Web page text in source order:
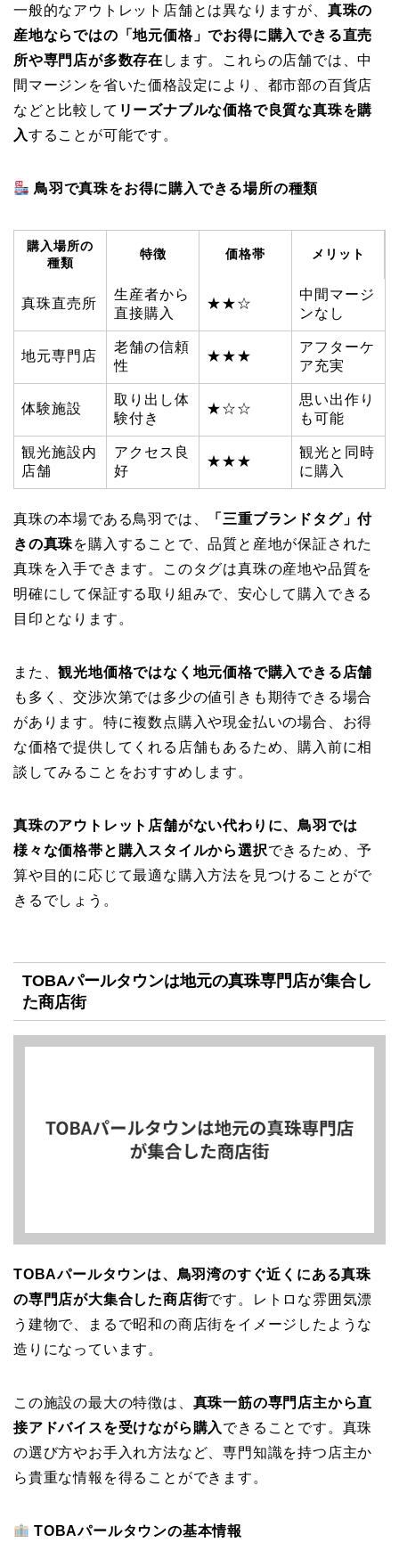
一般的なアウトレット店舗とは異なりますが、 真珠の
産地ならではの「地元価格」でお得に購入できる直売
所や専門店が多数存在 します。これらの店舗では、中
間マージンを省いた価格設定により、都市部の百貨店
などと比較して リーズナブルな価格で良質な真珠を購
入することが可能です。
鳥羽で真珠をお得に購入できる場所の種類
購入場所の
種類
特徴 価格帯 メリット
真珠直売所
生産者から
直接購入
★★☆
中間マージ
ンなし
地元専門店
老舗の信頼
性
★★★
アフターケ
ア充実
体験施設
取り出し体
験付き
★☆☆
思い出作り
も可能
観光施設内
店舗
アクセス良
好
★★★
観光と同時
に購入
真珠の本場である鳥羽では、
「三重ブランドタグ」付
きの真珠を購入することで、品質と産地が保証された
真珠を入手できます。このタグは真珠の産地や品質を
明確にして保証する取り組みで、安心して購入できる
目印となります。
また、観光地価格ではなく地元価格で購入できる店舗
も多く、交渉次第では多少の値引きも期待できる場合
があります。特に複数点購入や現金払いの場合、お得
な価格で提供してくれる店舗もあるため、購入前に相
談してみることをおすすめします。
真珠のアウトレット店舗がない代わりに、鳥羽では
様々な価格帯と購入スタイルから選択できるため、予
算や目的に応じて最適な購入方法を見つけることがで
きるでしょう。
TOBAパールタウンは地元の真珠専門店が集合し
た商店街
TOBAパールタウンは、鳥羽湾のすぐ近くにある真珠
の専門店が大集合した商店街です。レトロな雰囲気漂
う建物で、まるで昭和の商店街をイメージしたような
造りになっています。
この施設の最大の特徴は、 真珠一筋の専門店主から直
接アドバイスを受けながら購入 できることです。真珠
の選び方やお手入れ方法など、専門知識を持つ店主か
ら貴重な情報を得ることができます。
TOBAパールタウンの基本情報